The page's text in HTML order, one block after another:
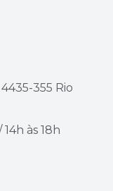
355 Rio
às 18h